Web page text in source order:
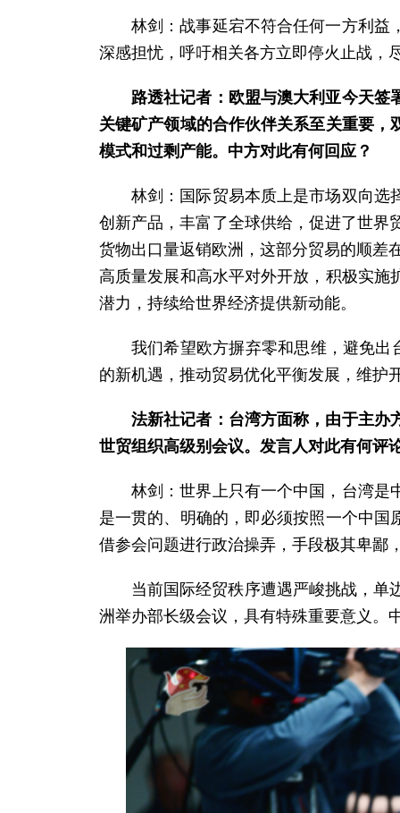
林剑：战事延宕不符合任何一方利益
深感担忧，呼吁相关各方立即停火止战，
路透社记者：欧盟与澳大利亚今天签
关键矿产领域的合作伙伴关系至关重要
模式和过剩产能。中方对此有何回应？
林剑：国际贸易本质上是市场双向选
创新产品，丰富了全球供给，促进了世界
货物出口量返销欧洲，这部分贸易的顺差
高质量发展和高水平对外开放，积极实
潜力，持续给世界经济提供新动能。
我们希望欧方摒弃零和思维，避免出
的新机遇，推动贸易优化平衡发展，维护
法新社记者：台湾方面称，由于主办
世贸组织高级别会议。发言人对此有何评
林剑：世界上只有一个中国，台湾是
是一贯的、明确的，即必须按照一个中
借参会问题进行政治操弄，手段极其卑鄙
当前国际经贸秩序遭遇严峻挑战，单
洲举办部长级会议，具有特殊重要意义。